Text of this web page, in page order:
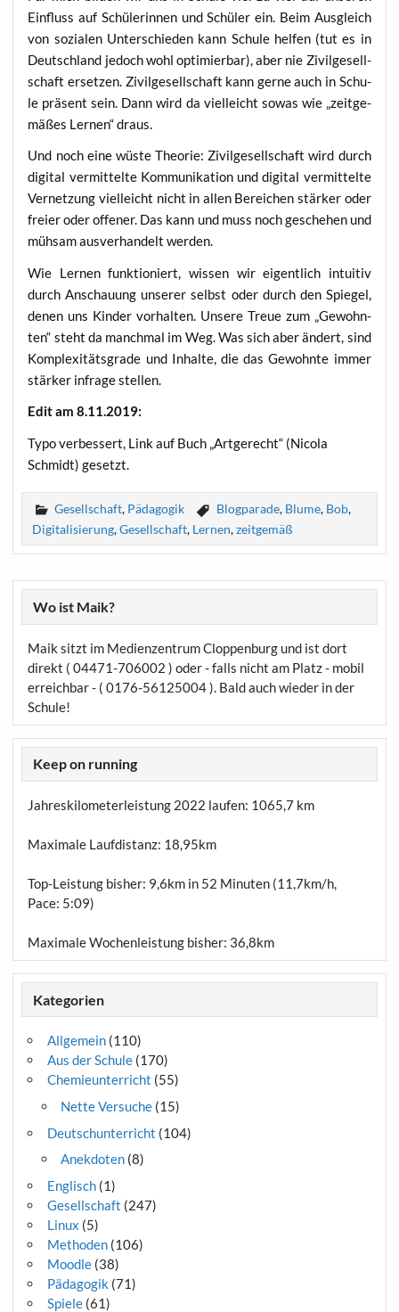
Ein­fluss auf Schü­le­rin­nen und Schü­ler ein. Beim Aus­gleich
von sozia­len Unter­schie­den kann Schu­le hel­fen (tut es in
Deutsch­land jedoch wohl opti­mier­bar), aber nie Zivil­ge­sell­
schaft erset­zen. Zivil­ge­sell­schaft kann ger­ne auch in Schu­
le prä­sent sein. Dann wird da viel­leicht sowas wie „zeit­ge­
mä­ßes Ler­nen“ draus.
Und noch eine wüs­te Theo­rie: Zivil­ge­sell­schaft wird durch
digi­tal ver­mit­tel­te Kom­mu­ni­ka­ti­on und digi­tal ver­mit­tel­te
Ver­net­zung viel­leicht nicht in allen Berei­chen stär­ker oder
frei­er oder offe­ner. Das kann und muss noch gesche­hen und
müh­sam aus­ver­han­delt werden.
Wie Ler­nen funk­tio­niert, wis­sen wir eigent­lich intui­tiv
durch Anschau­ung unse­rer selbst oder durch den Spie­gel,
denen uns Kin­der vor­hal­ten. Unse­re Treue zum „Gewohn­
ten“ steht da manch­mal im Weg. Was sich aber ändert, sind
Kom­ple­xi­täts­gra­de und Inhal­te, die das Gewohn­te immer
stär­ker infra­ge stellen.
Edit am 8.11.2019:
Typo ver­bes­sert, Link auf Buch „Art­ge­recht“ (Nico­la
Schmidt) gesetzt.
Gesellschaft, Pädagogik Blogparade, Blume, Bob,
Digitalisierung,Gesellschaft, Lernen,zeitgemäß
Wo ist Maik?
Maik sitzt im Medienzentrum Cloppenburg und ist dort
direkt ( 04471-706002 ) oder - falls nicht am Platz - mobil
erreichbar - ( 0176-56125004 ). Bald auch wieder in der
Schule!
Keep on running
Jahreskilometerleistung 2022 laufen: 1065,7 km
Maximale Laufdistanz: 18,95km
Top-Leistung bisher: 9,6km in 52 Minuten (11,7km/h,
Pace: 5:09)
Maximale Wochenleistung bisher: 36,8km
Kategorien
Allgemein(110)
Aus der Schule(170)
Chemieunterricht (55)
Nette Versuche(15)
Deutschunterricht (104)
Anekdoten(8)
Englisch(1)
Gesellschaft (247)
Linux (5)
Methoden(106)
Moodle(38)
Pädagogik (71)
Spiele(61)